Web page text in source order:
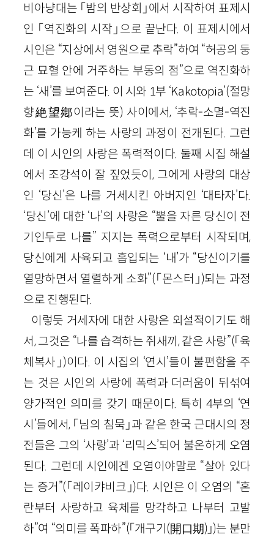
비아냥대는 「밤의 반상회」에서 시작하여 표제시
인 「역진화의 시작」으로 끝난다. 이 표제시에서
시인은 “지상에서 영원으로 추락”하여 “허공의 둥
근 묘혈 안에 거주하는 부동의 점”으로 역진화하
는 ‘새’를 보여준다. 이 시와 1부 ‘Kakotopia’(절망
향絶望鄕이라는 뜻) 사이에서, ‘추락-소멸-역진
화’를 가능케 하는 사랑의 과정이 전개된다. 그런
데 이 시인의 사랑은 폭력적이다. 둘째 시집 해설
에서 조강석이 잘 짚었듯이, 그에게 사랑의 대상
인 ‘당신’은 나를 거세시킨 아버지인 ‘대타자’다.
‘당신’에 대한 ‘나’의 사랑은 “뿔을 자른 당신이 전
기인두로 나를” 지지는 폭력으로부터 시작되며,
당신에게 사육되고 흡입되는 ‘내’가 “당신이기를
열망하면서 열렬하게 소화”(「몬스터」)되는 과정
으로 진행된다.
이렇듯 거세자에 대한 사랑은 외설적이기도 해
서, 그것은 “나를 습격하는 쥐새끼, 같은 사랑”(「육
체복사」)이다. 이 시집의 ‘연시’들이 불편함을 주
는 것은 시인의 사랑에 폭력과 더러움이 뒤섞여
양가적인 의미를 갖기 때문이다. 특히 4부의 ‘연
시’들에서, 「님의 침묵」과 같은 한국 근대시의 정
전들은 그의 ‘사랑’과 ‘리믹스’되어 불온하게 오염
된다. 그런데 시인에겐 오염이야말로 “살아 있다
는 증거”(「레이캬비크」)다. 시인은 이 오염의 “혼
란부터 사랑하고 육체를 망각하고 나부터 고발
하”여 “의미를 폭파하”(「개구기(開口期)」)는 분만